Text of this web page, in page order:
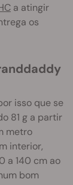
a atingir
os
isso que se
81 g a partir
metro
interior,
a 140 cm ao
bom